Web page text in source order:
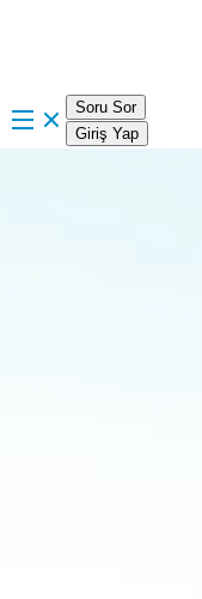
Soru Sor
Giriş Yap